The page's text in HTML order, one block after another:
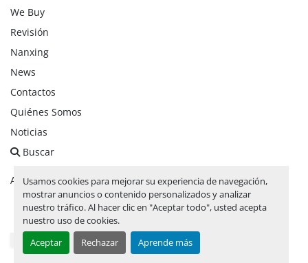
Usamos cookies para mejorar su experiencia de navegación,
mostrar anuncios o contenido personalizados y analizar
nuestro tráfico. Al hacer clic en "Aceptar todo", usted acepta
nuestro uso de cookies.
Aceptar
Rechazar Aprende más
We Buy
Revisión
Nanxing
News
Contactos
Quiénes Somos
Noticias
Buscar
Administrar cookies
facebook
linkedininstagram
whatsapp
youtube